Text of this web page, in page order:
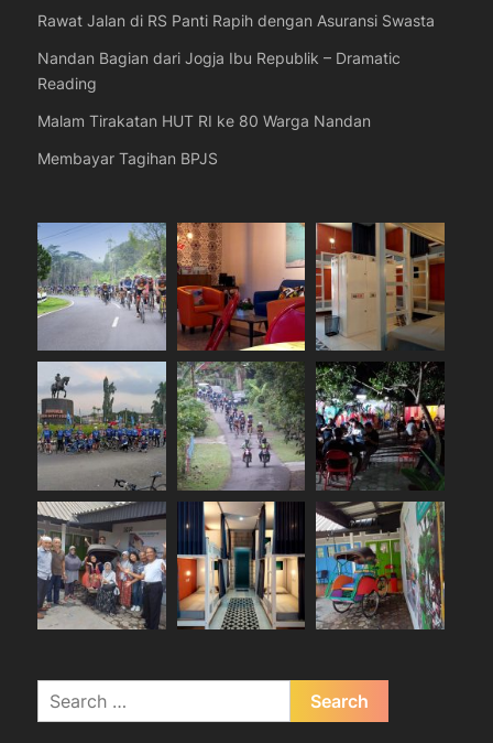
Rawat Jalan di RS Panti Rapih dengan Asuransi Swasta
Nandan Bagian dari Jogja Ibu Republik – Dramatic
Reading
Malam Tirakatan HUT RI ke 80 Warga Nandan
Membayar Tagihan BPJS
Search
for: